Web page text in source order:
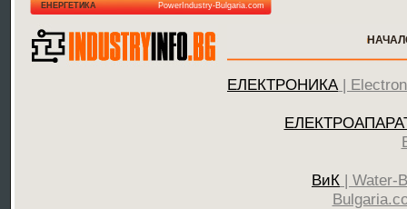
PowerIndustry-Bulgaria.com
ЕНЕРГЕТИКА
ЕЛЕКТРОНИКА|
ВиК | Water-